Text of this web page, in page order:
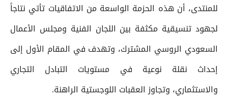
للمنتدى، أن هذه الحزمة الواسعة من الاتفاقيات تأتي نتاجاً
لجهود تنسيقية مكثفة بين اللجان الفنية ومجلس الأعمال
السعودي الروسي المشترك، وتهدف في المقام الأول إلى
إحداث نقلة نوعية في مستويات التبادل التجاري
والاستثماري، وتجاوز العقبات اللوجستية الراهنة.